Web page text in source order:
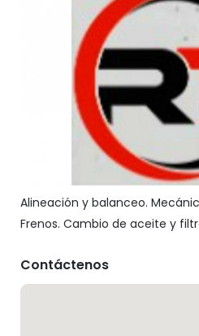
Alineación y balanceo.
Frenos. Cambio de aceite y
Contáctenos